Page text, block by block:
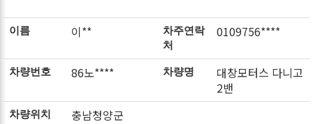
이름 이**
차주연락
처
0109756****
차량번호 86노**** 차량명
대창모터스 다니고
2밴
차량위치 충남청양군